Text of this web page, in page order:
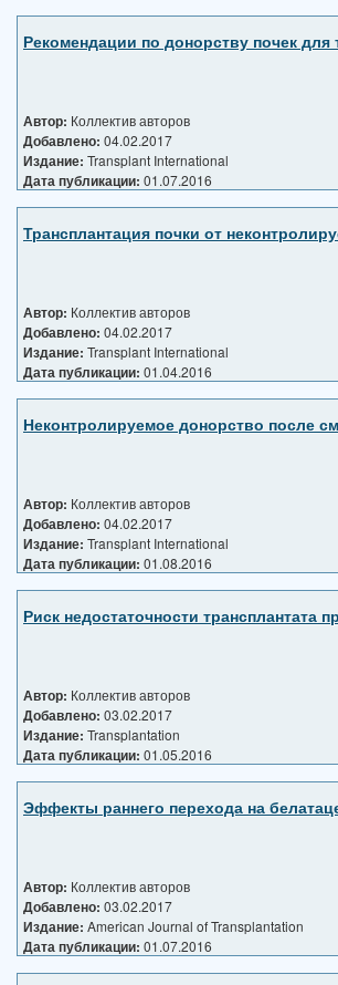
Рекомендации по донорству почек
Автор: Коллектив авторов
Добавлено: 04.02.2017
Издание: Transplant International
Дата публикации: 01.07.2016
Трансплантация почки от
Автор: Коллектив авторов
Добавлено: 04.02.2017
Издание: Transplant International
Дата публикации: 01.04.2016
Неконтролируемое донорство после
Автор: Коллектив авторов
Добавлено: 04.02.2017
Издание: Transplant International
Дата публикации: 01.08.2016
Риск недостаточности трансплантата
Автор: Коллектив авторов
Добавлено: 03.02.2017
Издание: Transplantation
Дата публикации: 01.05.2016
Эффекты раннего перехода на
Автор: Коллектив авторов
Добавлено: 03.02.2017
Издание: American Journal of Transplantation
Дата публикации: 01.07.2016